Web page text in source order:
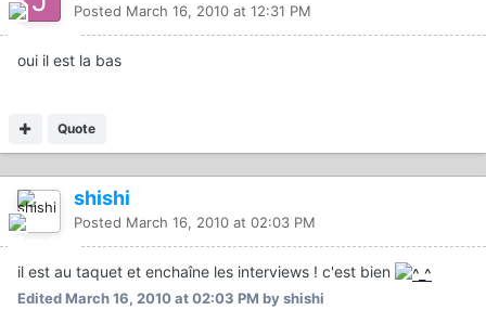
Posted March 16, 2010 at 12:31 PM
oui il est la bas
Quote
shishi
Posted March 16, 2010 at 02:03 PM
il est au taquet et enchaîne les interviews ! c'est bien
EditedMarch 16, 2010 at 02:03 PM by shishi